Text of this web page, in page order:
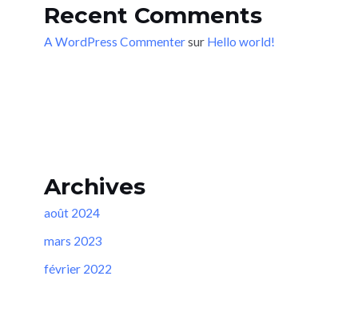
Recent Comments
A WordPress Commentersur Hello world!
Archives
août 2024
mars 2023
février 2022